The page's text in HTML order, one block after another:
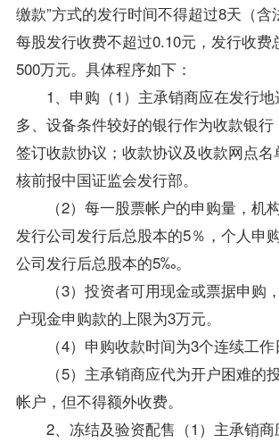
缴款”方式的发行时间不得超过8天（含
每股发行收费不超过0.10元，发行收费
500万元。具体程序如下：
1、申购（1）主承销商应在发行地
多、设备条件较好的银行作为收款银
签订收款协议；收款协议及收款网点
核前报中国证监会发行部。
（2）每一股票帐户的申购量，机
发行公司发行后总股本的5％，个人申
公司发行后总股本的5‰。
（3）投资者可用现金或票据申购
户现金申购款的上限为3万元。
（4）申购收款时间为3个连续工作
（5）主承销商应代为开户困难的
帐户，但不得额外收费。
2、冻结及验资配售（1）主承销商